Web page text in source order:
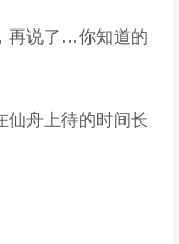
再说了…你知道的
仙舟上待的时间长